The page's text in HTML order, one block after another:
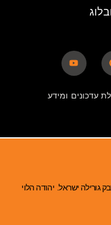
עדכונים ומידע
גורילה ישראל. יהודה הלוי